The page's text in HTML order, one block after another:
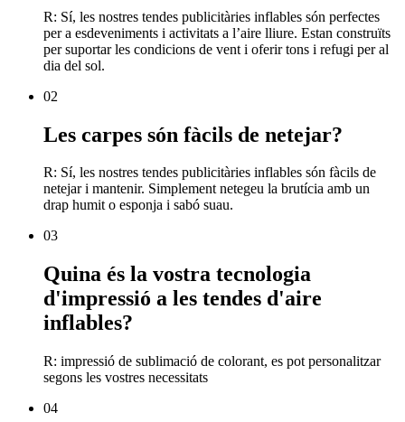
R: Sí, les nostres tendes publicitàries inflables són perfectes
per a esdeveniments i activitats a l’aire lliure. Estan construïts
per suportar les condicions de vent i oferir tons i refugi per al
dia del sol.
02
Les carpes són fàcils de netejar?
R: Sí, les nostres tendes publicitàries inflables són fàcils de
netejar i mantenir. Simplement netegeu la brutícia amb un
drap humit o esponja i sabó suau.
03
Quina és la vostra tecnologia
d'impressió a les tendes d'aire
inflables?
R: impressió de sublimació de colorant, es pot personalitzar
segons les vostres necessitats
04